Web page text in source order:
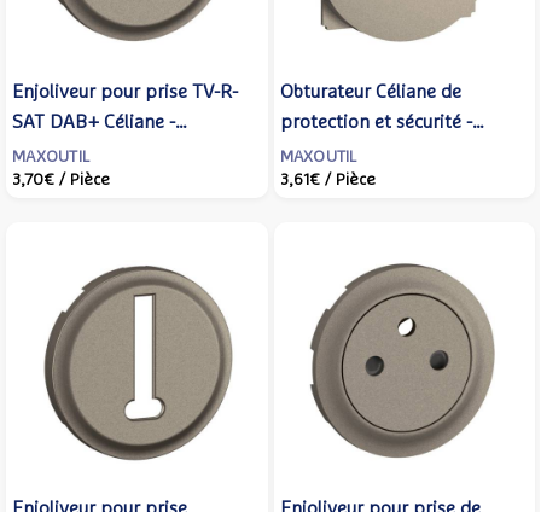
Enjoliveur pour prise TV-R-
SAT DAB+ Céliane -
Titanium - LEGRAND -
CT0388
MAXOUTIL
3,70€ / Pièce
Obturateur Céliane de
protection et sécurité -
Titanium - LEGRAND -
CT0210
MAXOUTIL
3,61€ / Pièce